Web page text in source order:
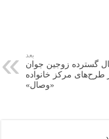
بعد
گسترده زوجین جوان
طرح‌های مرکز خانواده
«وصال»